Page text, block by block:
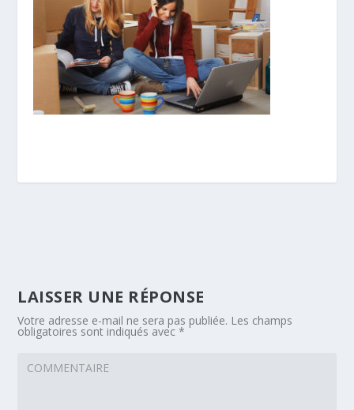
LAISSER UNE RÉPONSE
Votre adresse e-mail ne sera pas publiée. Les champs
obligatoires sont indiqués avec*